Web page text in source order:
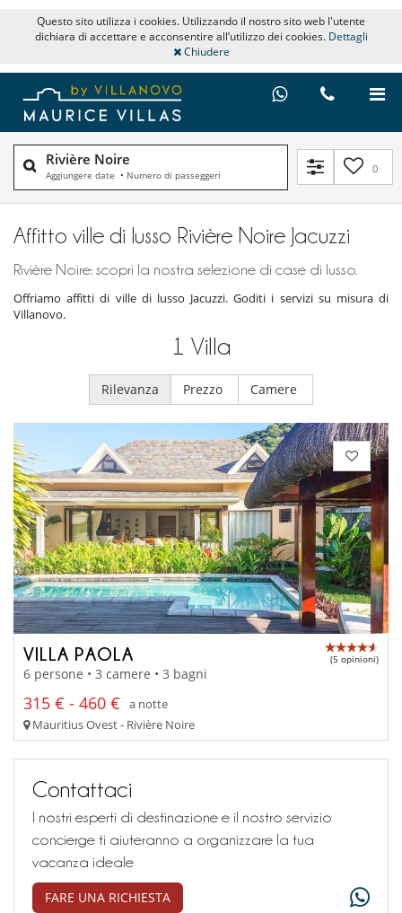
Questo sito utilizza i cookies. Utilizzando il nostro sito web l'utente
dichiara di accettare e acconsentire all’utilizzo dei cookies. Dettagli
Chiudere
Rivière Noire
Aggiungere date • Numero di passeggeri 0
Affitto ville di lusso Rivière Noire Jacuzzi
Rivière Noire: scopri la nostra selezione di case di lusso.
Offriamo affitti di ville di lusso Jacuzzi. Goditi i servizi su misura di
Villanovo.
1 Villa
Rilevanza Prezzo Camere
VILLA PAOLA (5 opinioni)
6 persone • 3 camere • 3 bagni
315 € - 460 €
a notte
Mauritius Ovest - Rivière Noire
Contattaci
I nostri esperti di destinazione e il nostro servizio
concierge ti aiuteranno a organizzare la tua
vacanza ideale
FARE UNA RICHIESTA